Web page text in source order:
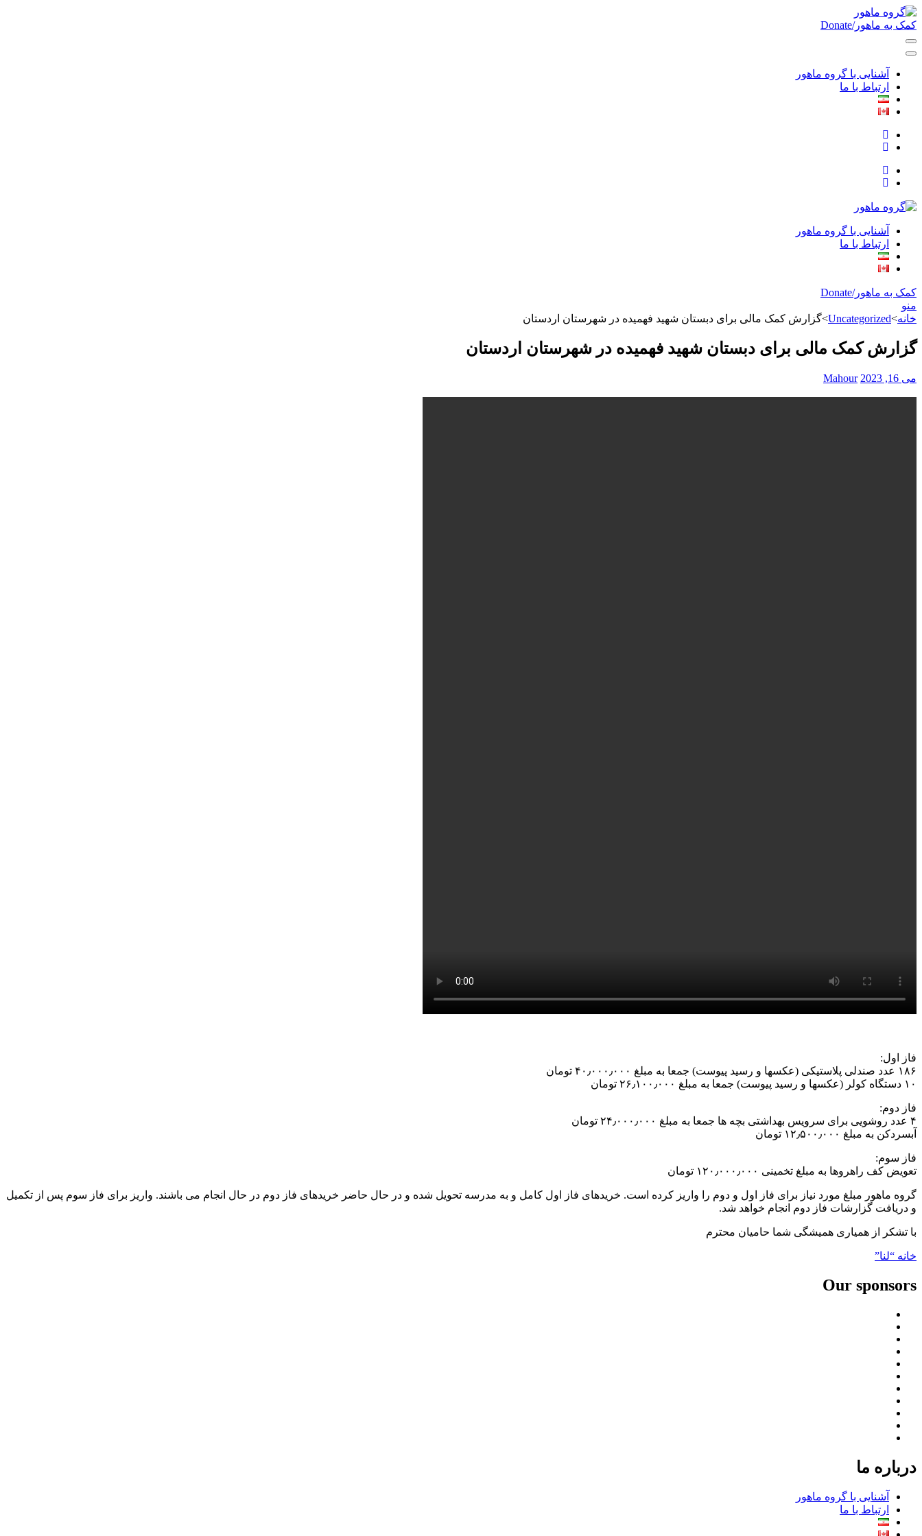
Skip
to
Norouz, Iranian Montreal, Soutshore
کمک به ماهور/Donate
آشنایی با گروه ماهور
ارتباط با ما
گروه ماهور
Norouz, Iranian Montreal, Soutshore
آشنایی با گروه ماهور
ارتباط با ما
کمک به ماهور/Donate
منو
خانه>
Uncategorized
>گزارش کمک مالی برای دبستان شهید فهمیده در شهرستان اردستان
گزارش کمک مالی برای دبستان شهید فهمیده در شهرستان اردستان
می 16, 2023 Mahour
فاز اول:
۱۸۶ عدد صندلی پلاستیکی (عکسها و رسید پیوست) جمعا به مبلغ ۴۰٫۰۰۰٫۰۰۰ تومان
۱۰ دستگاه کولر (عکسها و رسید پیوست) جمعا به مبلغ ۲۶٫۱۰۰٫۰۰۰ تومان
فاز دوم:
۴ عدد روشویی برای سرویس بهداشتی بچه ها جمعا به مبلغ ۲۴٫۰۰۰٫۰۰۰ تومان
آبسردکن به مبلغ ۱۲٫۵۰۰٫۰۰۰ تومان
فاز سوم:
تعویض کف راهروها به مبلغ تخمینی ۱۲۰٫۰۰۰٫۰۰۰ تومان
گروه ماهور مبلغ مورد نیاز برای فاز اول و دوم را واریز کرده است. خریدهای فاز اول کامل و به مدرسه تحویل شده و در حال حاضر خریدهای فاز دوم در حال انجام می باشند. واریز برای فاز سوم پس از تکمیل
و دریافت گزارشات فاز دوم انجام خواهد شد.
با تشکر از همیاری همیشگی شما حاميان محترم
راهبری
خانه “لنا”
Our sponsors
درباره ما
آشنایی با گروه ماهور
ارتباط با ما